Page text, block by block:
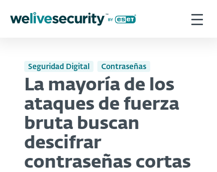
Seguridad Digital Contraseñas
La mayoría de los
ataques de fuerza
bruta buscan
descifrar
contraseñas cortas